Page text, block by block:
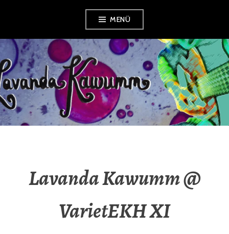
springen
MENÜ
LAVANDA
KAWUMM
Lavanda Kawumm @
VarietEKH XI